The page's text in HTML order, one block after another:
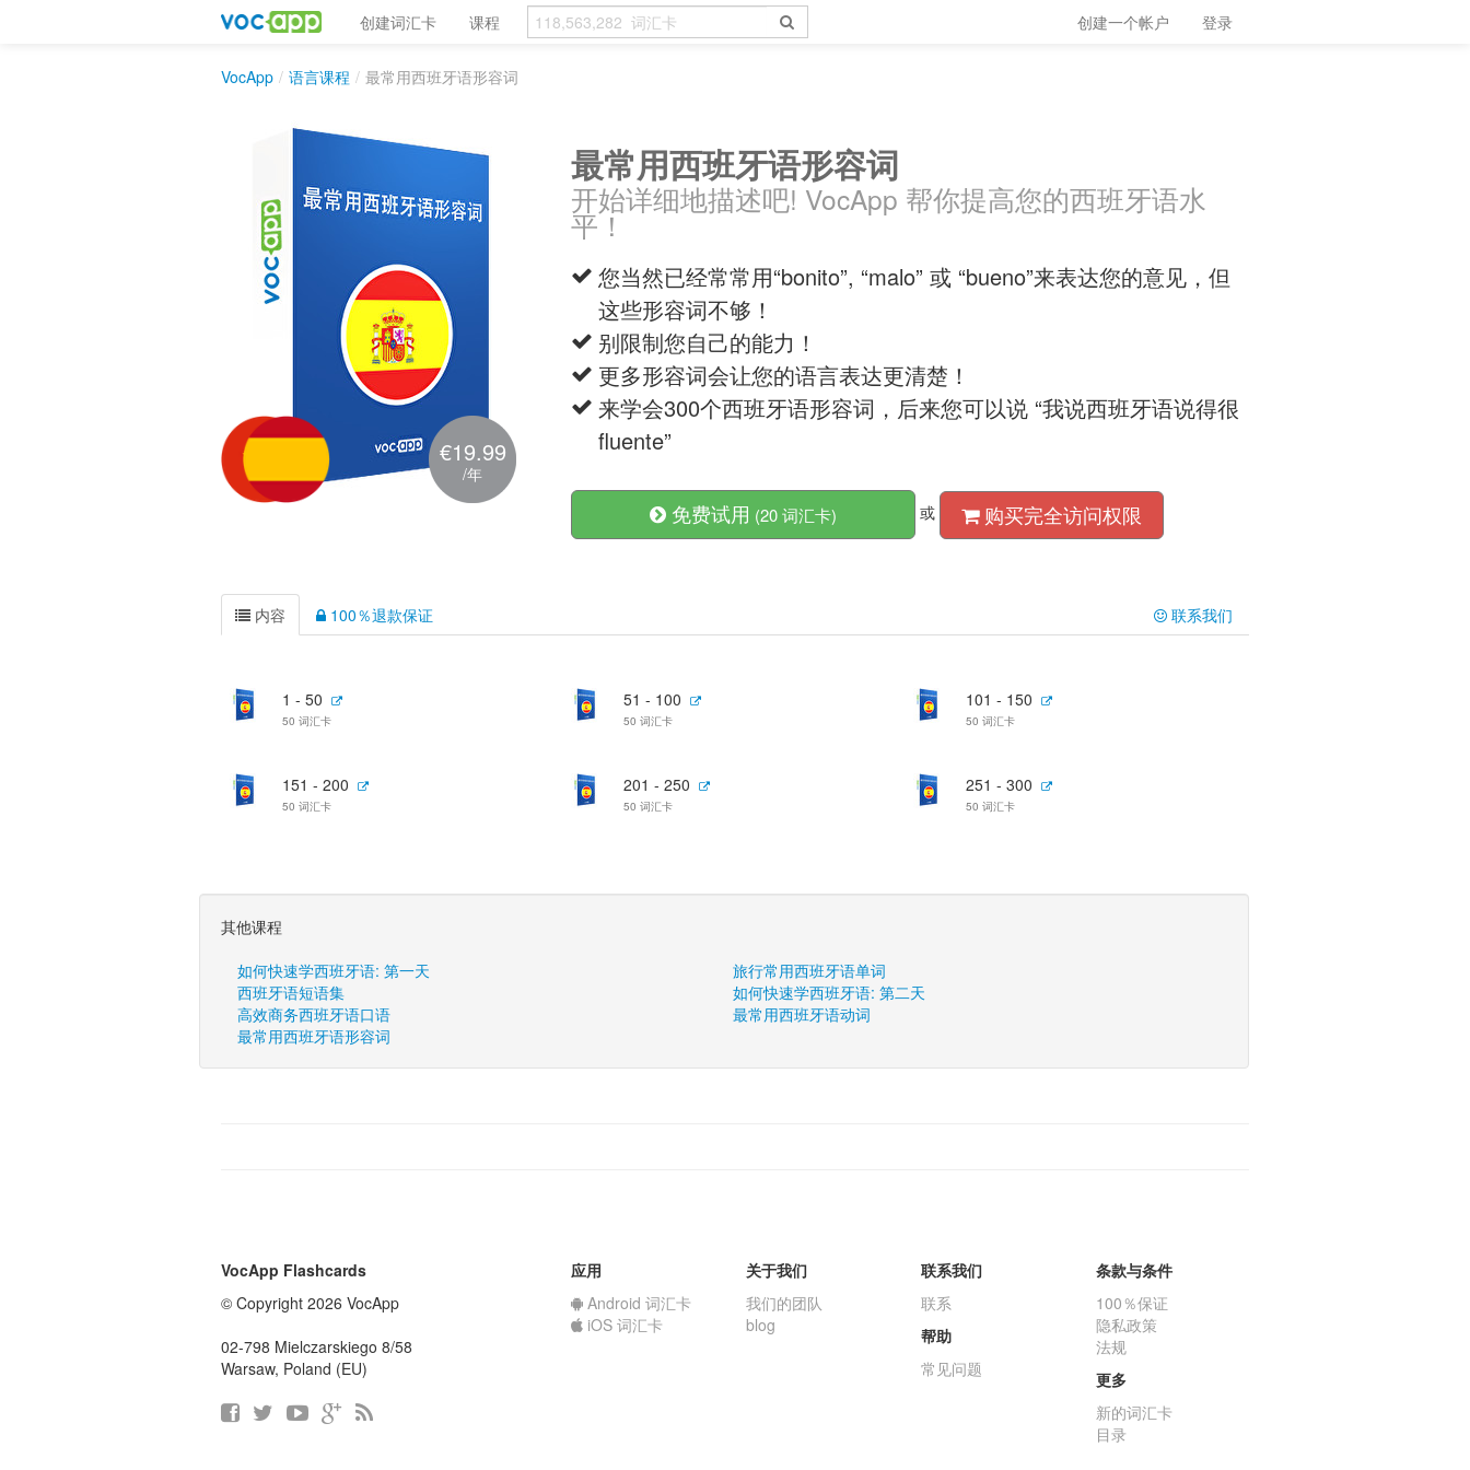
创建词汇卡 课程 创建一个帐户 登录
VocApp / 语言课程 / 最常用西班牙语形容词
€19.99
/年
最常用西班牙语形容词
开始详细地描述吧! VocApp 帮你提高您的西班牙语水
平！
您当然已经常常用“bonito”, “malo” 或 “bueno”来表达您的意见，但
这些形容词不够！
别限制您自己的能力！
更多形容词会让您的语言表达更清楚！
来学会300个西班牙语形容词，后来您可以说 “我说西班牙语说得很
fluente”
免费试用 (20 词汇卡) 或 购买完全访问权限
内容 100％退款保证 联系我们
1 - 50
50 词汇卡
51 - 100
50 词汇卡
101 - 150
50 词汇卡
151 - 200
50 词汇卡
201 - 250
50 词汇卡
251 - 300
50 词汇卡
其他课程
如何快速学西班牙语: 第一天
旅行常用西班牙语单词
西班牙语短语集
如何快速学西班牙语: 第二天
高效商务西班牙语口语
最常用西班牙语动词
最常用西班牙语形容词
VocApp Flashcards
© Copyright 2026 VocApp
02-798 Mielczarskiego 8/58
Warsaw, Poland (EU)
应用
Android 词汇卡
iOS 词汇卡
关于我们
我们的团队
blog
联系我们
联系
帮助
常见问题
条款与条件
100％保证
隐私政策
法规
更多
新的词汇卡
目录